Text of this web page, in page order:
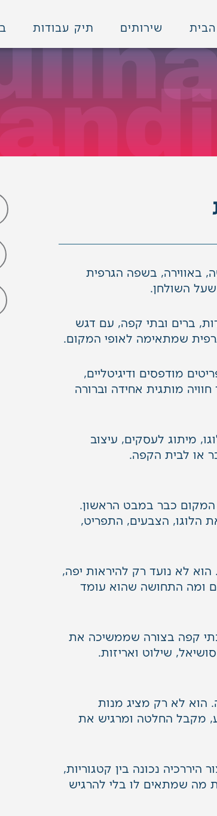
שירותים תיק עבודות
באווירה, בשפה הגרפית
השולחן.
ברים ובתי קפה, עם דגש
שמתאימה לאופי המקום.
מודפסים ודיגיטליים,
חוויה מותגית אחידה וברורה
, מיתוג לעסקים, עיצוב
או לבית הקפה.
כבר במבט הראשון.
הלוגו, הצבעים, התפריט,
הוא לא נועד רק להיראות יפה,
ומה התחושה שהוא עומד
קפה בצורה שממשיכה את
סושיאל, שילוט ואריזות.
הוא לא רק מציג מנות
מקבל החלטה ומרגיש את
היררכיה נכונה בין קטגוריות,
מה שמתאים לו בלי להרגיש